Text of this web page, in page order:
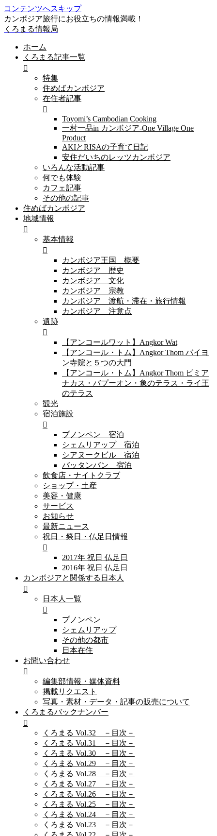
コンテンツへスキップ
カンボジア旅行にお役立ちの情報満載！
くろまる情報局
ホーム
くろまる記事一覧
特集
住めばカンボジア
在住者記事
Toyomi’s Cambodian Cooking
一村一品in カンボジア-One Village One
Product
AKIとRISAの子育て日記
安住だいちのレッツカンボジア
いろんな活動記事
何でも体験
カフェ記事
その他の記事
住めばカンボジア
地域情報
基本情報
カンボジア王国 概要
カンボジア 歴史
カンボジア 文化
カンボジア 宗教
カンボジア 渡航・滞在・旅行情報
カンボジア 注意点
遺跡
【アンコールワット】Angkor Wat
【アンコール・トム】Angkor Thom バイヨ
ン寺院と５つの大門
【アンコール・トム】Angkor Thom ピミア
ナカス・バプーオン・象のテラス・ライ王
のテラス
観光
宿泊施設
プノンペン 宿泊
シェムリアップ 宿泊
シアヌークビル 宿泊
バッタンバン 宿泊
飲食店・ナイトクラブ
ショップ・土産
美容・健康
サービス
お知らせ
最新ニュース
祝日・祭日・仏足日情報
2017年 祝日 仏足日
2016年 祝日 仏足日
カンボジアと関係する日本人
日本人一覧
プノンペン
シェムリアップ
その他の都市
日本在住
お問い合わせ
編集部情報・媒体資料
掲載リクエスト
写真・素材・データ・記事の販売について
くろまるバックナンバー
くろまる Vol.32 －目次－
くろまる Vol.31 －目次－
くろまる Vol.30 －目次－
くろまる Vol.29 －目次－
くろまる Vol.28 －目次－
くろまる Vol.27 －目次－
くろまる Vol.26 －目次－
くろまる Vol.25 －目次－
くろまる Vol.24 －目次－
くろまる Vol.23 －目次－